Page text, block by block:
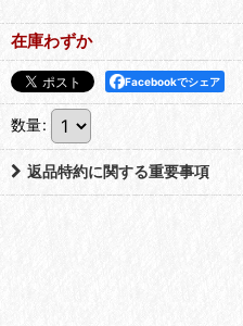
在庫わずか
Facebookでシェア
数量:
返品特約に関する重要事項